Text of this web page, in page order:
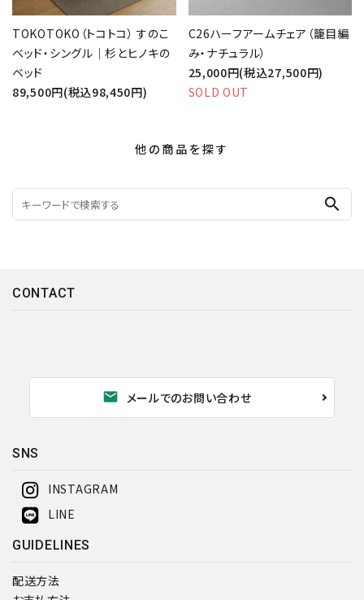
TOKOTOKO（トコトコ） すのこ
ベッド・シングル｜杉とヒノキの
ベッド
89,500円(税込98,450円)
C26ハーフアームチェア（籠目編
み・ナチュラル）
25,000円(税込27,500円)
SOLD OUT
他の商品を探す
search
CONTACT
mail メールでのお問い合わせ
SNS
INSTAGRAM
LINE
GUIDELINES
配送方法